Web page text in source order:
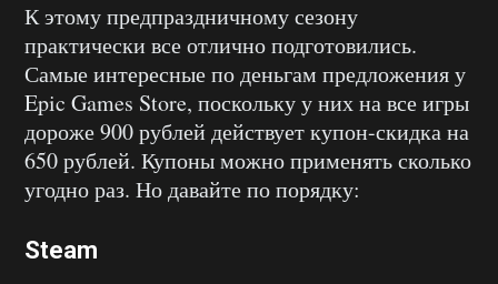
К этому предпраздничному сезону
практически все отлично подготовились.
Самые интересные по деньгам предложения у
Epic Games Store, поскольку у них на все игры
дороже 900 рублей действует купон-скидка на
650 рублей. Купоны можно применять сколько
угодно раз. Но давайте по порядку:
Steam